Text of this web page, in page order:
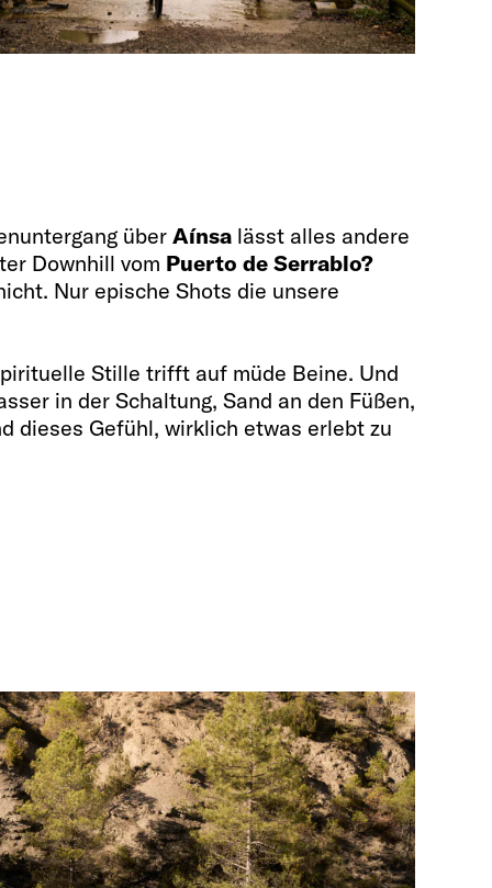
über Aínsalässt alles andere
Downhill vom Puerto de Serrablo?
Nur epische Shots die unsere
Stille trifft auf müde Beine. Und
in der Schaltung, Sand an den Füßen,
dieses Gefühl, wirklich etwas erlebt zu